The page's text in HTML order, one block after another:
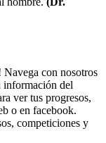
Navega con nosotros
información del
ver tus progresos,
o en facebook.
competiciones y